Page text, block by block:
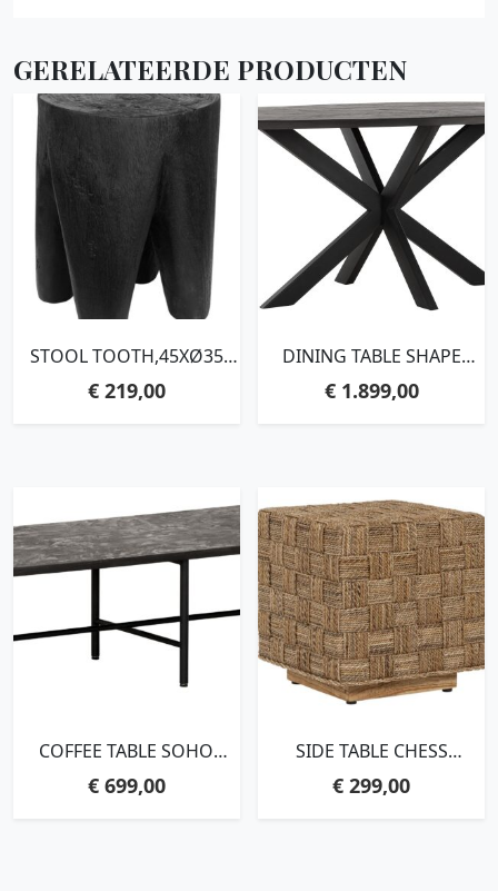
GERELATEERDE PRODUCTEN
STOOL TOOTH,45XØ35
WITH NATURAL CRACKS
€219,00
DINING TABLE SHAPE
CM, RECYCLED
€1.899,00
COFFEE TABLE SOHO
MORTEX TOP
€699,00
SIDE TABLE CHESS
NATURAL ABACA
€ 299,00